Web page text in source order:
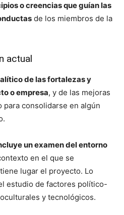
o creencias que guían las
de los miembros de la
actual
de las fortalezas y
o empresa, y de las mejoras
para consolidarse en algún
un examen del entorno
en el que se
lugar el proyecto. Lo
estudio de factores político-
y tecnológicos.